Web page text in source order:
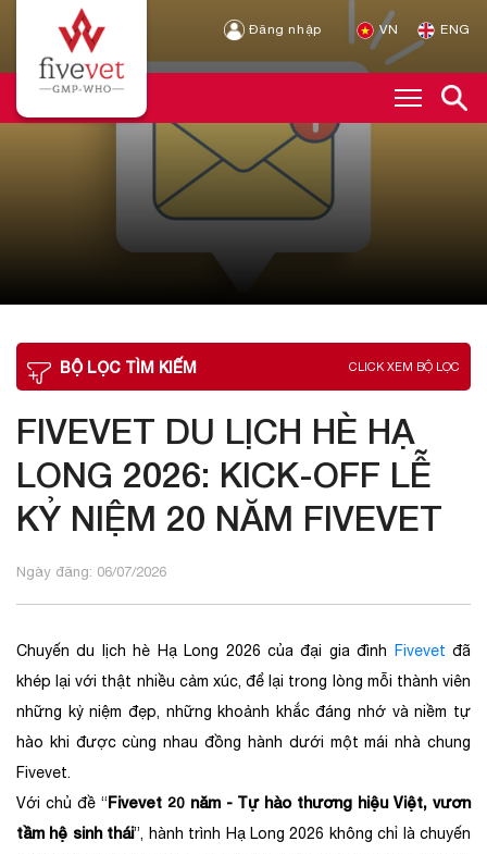
Đăng nhập VN ENG
BỘ LỌC TÌM KIẾM CLICK XEM BỘ LỌC
FIVEVET DU LỊCH HÈ HẠ
LONG 2026: KICK-OFF LỄ
KỶ NIỆM 20 NĂM FIVEVET
Ngày đăng: 06/07/2026
Chuyến du lịch hè Hạ Long 2026 của đại gia đình Fivevetđã
khép lại với thật nhiều cảm xúc, để lại trong lòng mỗi thành viên
những kỷ niệm đẹp, những khoảnh khắc đáng nhớ và niềm tự
hào khi được cùng nhau đồng hành dưới một mái nhà chung
Fivevet.
Với chủ đề “Fivevet 20 năm - Tự hào thương hiệu Việt, vươn
tầm hệ sinh thái”, hành trình Hạ Long 2026 không chỉ là chuyến